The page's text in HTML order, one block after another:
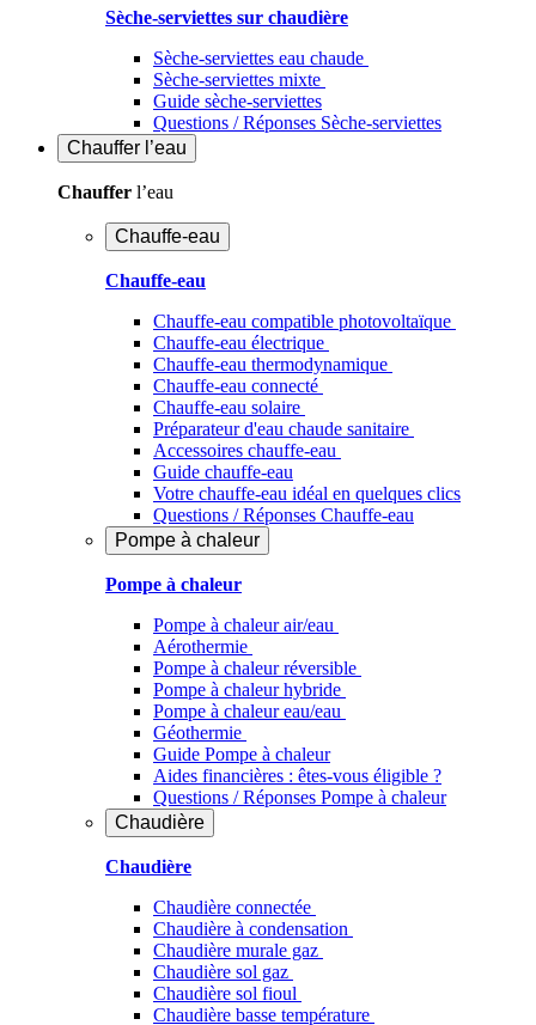
Sèche-serviettes sur chaudière
Sèche-serviettes eau chaude
Sèche-serviettes mixte
Guide sèche-serviettes
Questions / Réponses Sèche-serviettes
Chauffer l’eau
Chauffer l’eau
Chauffe-eau
Chauffe-eau
Chauffe-eau compatible photovoltaïque
Chauffe-eau électrique
Chauffe-eau thermodynamique
Chauffe-eau connecté
Chauffe-eau solaire
Préparateur d'eau chaude sanitaire
Accessoires chauffe-eau
Guide chauffe-eau
Votre chauffe-eau idéal en quelques clics
Questions / Réponses Chauffe-eau
Pompe à chaleur
Pompe à chaleur
Pompe à chaleur air/eau
Aérothermie
Pompe à chaleur réversible
Pompe à chaleur hybride
Pompe à chaleur​ eau/eau
Géothermie
Guide Pompe à chaleur
Aides financières : êtes-vous éligible ?
Questions / Réponses Pompe à chaleur
Chaudière
Chaudière
Chaudière connectée
Chaudière à condensation
Chaudière murale gaz
Chaudière sol gaz
Chaudière sol fioul
Chaudière basse température